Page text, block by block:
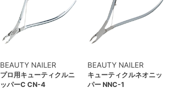
BEAUTY NAILER
プロ用キューティクルニ
ッパーC CN-4
BEAUTY NAILER
キューティクルネオニッ
パー NNC-1